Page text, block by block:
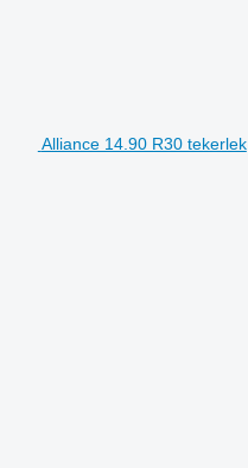
Alliance 14.90 R30 tekerlek